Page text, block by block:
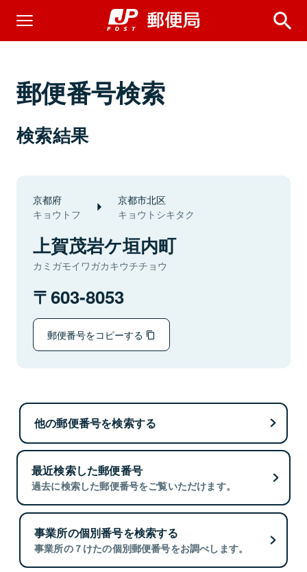
郵便番号検索
検索結果
京都府
キョウトフ
京都市北区
キョウトシキタク
上賀茂岩ケ垣内町
カミガモイワガカキウチチョウ
603-8053
郵便番号をコピーする
他の郵便番号を検索する
最近検索した郵便番号
過去に検索した郵便番号をご覧いただけます。
事業所の個別番号を検索する
事業所の７けたの個別郵便番号をお調べします。